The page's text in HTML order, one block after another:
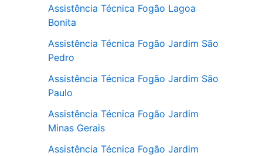
Assistência Técnica Fogão Lagoa
Bonita
Assistência Técnica Fogão Jardim São
Pedro
Assistência Técnica Fogão Jardim São
Paulo
Assistência Técnica Fogão Jardim
Minas Gerais
Assistência Técnica Fogão Jardim